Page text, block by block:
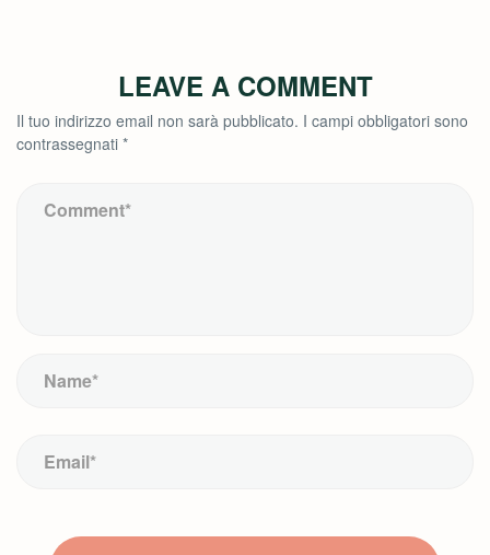
LEAVE A COMMENT
Il tuo indirizzo email non sarà pubblicato. I campi obbligatori sono
contrassegnati *